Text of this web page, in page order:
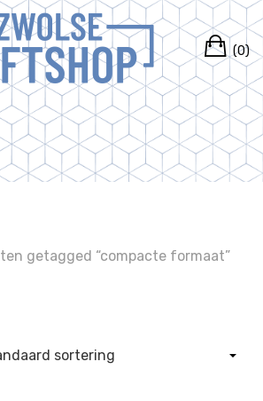
(0)
getagged “compacte formaat”